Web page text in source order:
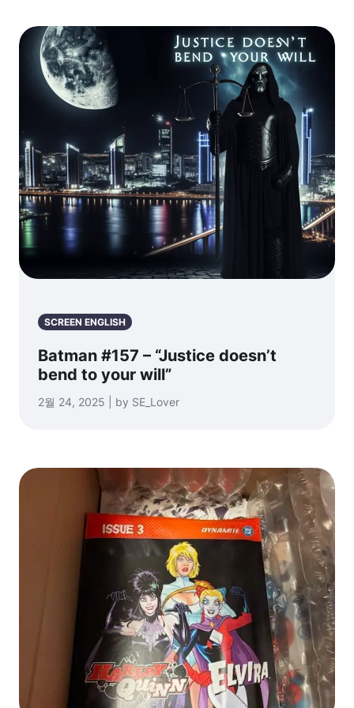
years! (40년 역
사를 기념하며!)
50th
Anniversary –
죠스 레고 아이
콘: 50주년 기념,
죠스의 유산을 쌓
다!
SCREEN ENGLISH
Batman #157 – “Justice doesn’t
bend to your will”
2월 24, 2025 | by SE_Lover